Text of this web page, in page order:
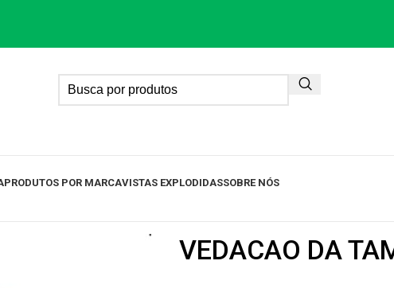
PRODUTOS POR MARCAVISTAS EXPLODIDASSOBRE NÓS
VEDACAO DA